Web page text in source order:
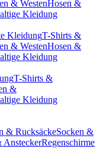
& WestenHosen &
Kleidung
KleidungT-Shirts &
& WestenHosen &
Kleidung
T-Shirts &
&
Kleidung
& RucksäckeSocken &
AnsteckerRegenschirme